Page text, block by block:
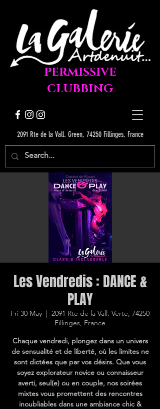
2091 Rte de la Vall. Green, 74250 Fillinges, France
PERMISSIVE
CLUBBING
Les Vendredis : DANCE &
PLAY
Fri 30 May
  |
2091 Rte de la Vall. Verte, 74250
Fillinges, France
Chaque vendredi, plongez dans un univers
de sensualité et de liberté, où les limites ne
sont dictées que par vos désirs. Que vous
soyez explorateur novice ou connaisseur
averti, seul(e) ou en couple, nos soirées
mixtes vous promettent des rencontres
inoubliables dans une ambiance chic &